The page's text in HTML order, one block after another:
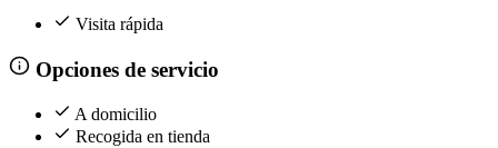
Visita rápida
Opciones de servicio
A domicilio
Recogida en tienda